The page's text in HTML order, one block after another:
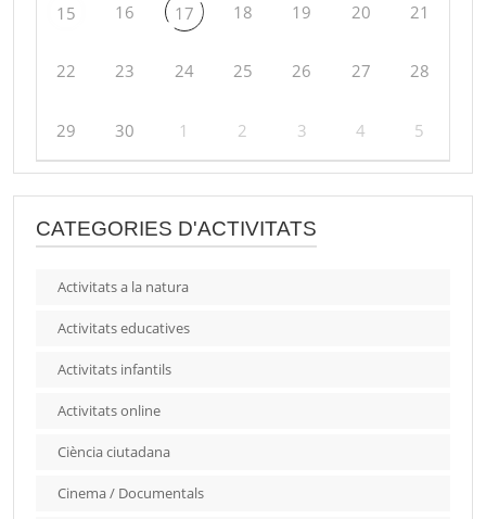
15 16 17 18 19 20 21
22 23 24 25 26 27 28
29 30 1 2 3 4 5
CATEGORIES D'ACTIVITATS
Activitats a la natura
Activitats educatives
Activitats infantils
Activitats online
Ciència ciutadana
Cinema / Documentals